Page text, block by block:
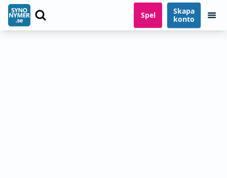
Spel
Skapa
konto